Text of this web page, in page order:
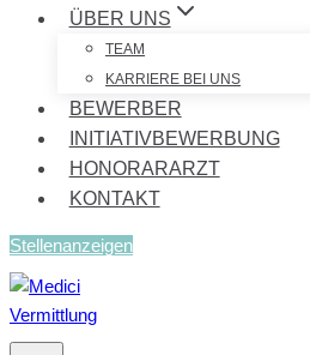
ÜBER UNS
TEAM
KARRIERE BEI UNS
BEWERBER
INITIATIVBEWERBUNG
HONORARARZT
KONTAKT
Stellenanzeigen